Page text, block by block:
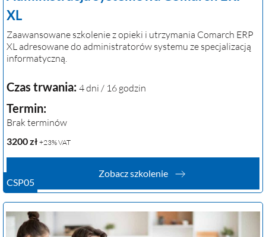
CSP05
XL
Zaawansowane szkolenie z opieki i utrzymania Comarch ERP
XL adresowane do administratorów systemu ze specjalizacją
informatyczną.
Czas trwania: 4 dni / 16 godzin
Termin:
Brak terminów
3200zł +23% VAT
Zobacz szkolenie